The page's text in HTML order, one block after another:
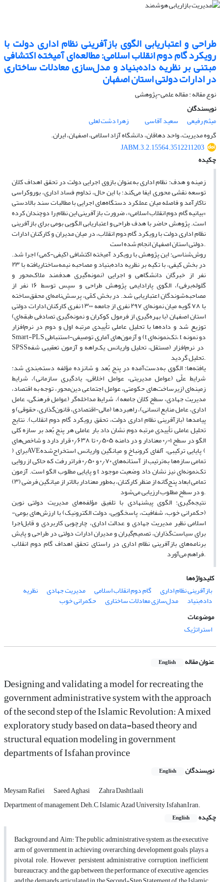
طراحی و اعتباریابی الگوی بازآفرینی نظام اداری دولت با
رویکرد گام دوم انقلاب اسلامی: مطالعه‌ای آمیخته اکتشافی
مبتنی بر نظریه داده‌بنیاد و مدل‌سازی معادلات ساختاری
در ادارات دولتی استان اصفهان
نوع مقاله : مقاله علمی-پژوهشی
نویسندگان
میثم رفیعی
سعید آقاسی
زهرا دشت لعلی
گروه مدیریت، واحد دهاقان، دانشگاه آزاد اسلامی، اصفهان، ایران.
JABM.3.2.15564.3512211203
چکیده
زمینه و هدف: نظام اداری به‌عنوان بازوی اجرایی دولت در تحقق اهداف کلان
توسعه نقشی محوری ایفا می‌کند؛ با این حال، تداوم فساد اداری، بوروکراسی
ناکارآمد و فاصله میان عملکرد دستگاه‌های اجرایی با مطالبات سند بالادستی
«بیانیه گام دوم انقلاب اسلامی»، ضرورت بازآفرینی این نظام را دوچندان کرده
است. پژوهش حاضر با هدف طراحی و اعتباریابی الگویی بومی برای بازآفرینی
نظام اداری دولت با رویکرد گام دوم انقلاب، در میان مدیران و کارکنان ادارات
دولتی استان اصفهان انجام شده است.
روش‌شناسی: این پژوهش با رویکرد آمیخته اکتشافی (کیفی-کمی) اجرا شد.
در بخش کیفی، با تکیه بر نظریه داده‌بنیاد و مصاحبه نیمه‌ساختاریافته با ۲۳
نفر از خبرگان دانشگاهی و اجرایی (نمونه‌گیری هدفمند ملاک‌محور و
گلوله‌برفی)، الگوی پارادایمی پژوهش طراحی و سپس توسط ۱۶ نفر از
مصاحبه‌شوندگان اعتباریابی شد. در بخش کمّی، پرسش‌نامه‌ای محقق‌ساخته
با ۷۸ گویه میان نمونه‌ای ۲۹۷ نفری از جامعه ۱٬۳۰۰ نفری کارکنان ادارات دولتی
استان اصفهان (با بهره‌گیری از فرمول کوکران و نمونه‌گیری تصادفی طبقه‌ای)
توزیع شد و داده‌ها با تحلیل عاملی تأییدی مرتبه اول و دوم در نرم‌افزار
Smart-PLS و آزمون‌های آماری توصیفی-استنباطی (t تک‌نمونه‌ای، t دو نمونه
SPSS
تحلیل گردید.
یافته‌ها: الگوی به‌دست‌آمده در پنج بُعد و شانزده مؤلفه دسته‌بندی شد:
شرایط علّی (عوامل مدیریتی، عوامل اخلاقی، یادگیری سازمانی)، شرایط
زمینه‌ای (زیرساخت‌های حکومتی، عوامل اجتماعی دین‌محور، توجه به اقتصاد،
مدیریت جهادی، سطح کلان جامعه)، شرایط مداخله‌گر (عوامل فرهنگی، عامل
اداری، عامل منابع انسانی)، راهبردها (مالی-اقتصادی، قانون‌گذاری، حقوقی) و
پیامدها (بازآفرینی نظام اداری دولت، تحقق رویکرد گام دوم انقلاب). نتایج
تحلیل عاملی تأییدی مرتبه دوم نشان داد بار عاملی هر پنج بُعد بر سازه کلی
الگو در سطح ۰٫۰۱ معنادار و در دامنه ۰٫۵۰۵ تا ۰٫۶۳۸ قرار دارد و شاخص‌های
پایایی ترکیبی، آلفای کرونباخ و میانگین واریانس استخراج‌شده ( AVE ) برای
تمامی سازه‌ها به‌ترتیب از آستانه‌های ۰٫۷۰ و ۰٫۵۰ فراتر رفت که حاکی از روایی
و پایایی مطلوب الگو است. آزمون t تک‌نمونه‌ای نیز نشان داد وضعیت موجود
تمامی ابعاد پنج‌گانه از منظر کارکنان، به‌طور معنادار بالاتر از میانگین فرضی (۳)
و در سطح مطلوب ارزیابی می‌شود.
نتیجه‌گیری: الگوی پیشنهادی با تلفیق مؤلفه‌های مدیریت دولتی نوین
(حکمرانی خوب، شفافیت، پاسخگویی، دولت الکترونیک) با ارزش‌های بومی-
اسلامی نظیر مدیریت جهادی و عدالت اداری، چارچوبی کاربردی و قابل‌اجرا
برای سیاست‌گذاران، تصمیم‌گیران و مدیران ادارات دولتی در طراحی و پایش
برنامه‌های بازآفرینی نظام اداری در راستای تحقق اهداف گام دوم انقلاب
فراهم می‌آورد.
کلیدواژه‌ها
بازآفرینی نظام اداری
گام دوم انقلاب اسلامی مدیریت جهادی نظریه
داده‌بنیاد مدل‌سازی معادلات ساختاری
حکمرانی خوب
موضوعات
استراتژیک
عنوان مقاله English
Designing and validating a model for recreating the
government administrative system with the approach
of the second step of the Islamic Revolution: A mixed
exploratory study based on data-based theory and
structural equation modeling in government
departments of Isfahan province
نویسندگان English
Meysam Rafiei Saeed Aghasi
Zahra Dashtlaali
Department of management, Deh.C, Islamic Azad University, Isfahan,Iran.
چکیده
English
Background and Aim: The public administrative system, as the executive
arm of government in achieving overarching development goals, plays a
pivotal role. However, persistent administrative corruption, inefficient
bureaucracy, and the gap between the performance of executive agencies